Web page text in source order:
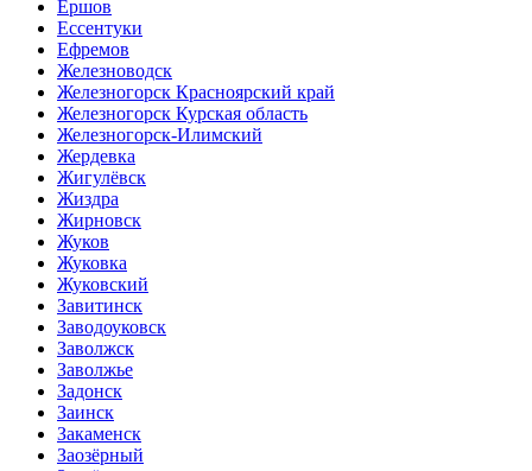
Ершов
Ессентуки
Ефремов
Железноводск
Железногорск Красноярский край
Железногорск Курская область
Железногорск-Илимский
Жердевка
Жигулёвск
Жиздра
Жирновск
Жуков
Жуковка
Жуковский
Завитинск
Заводоуковск
Заволжск
Заволжье
Задонск
Заинск
Закаменск
Заозёрный